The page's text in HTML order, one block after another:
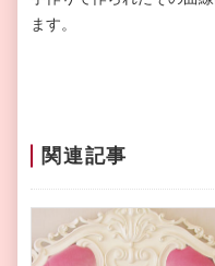
ます。
関連記事